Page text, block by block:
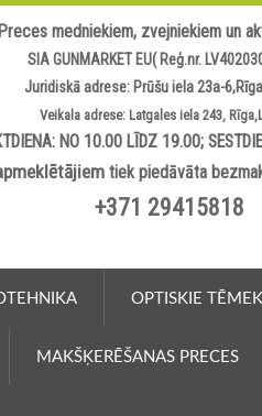
Preces medniekiem, zvejniekiem un
SIA GUNMARKET EU( Reģ.nr.
Juridiskā adrese: Prūšu iela 23a-
Veikala adrese: Latgales iela 243,
NO 10.00 LĪDZ 19.00;
tiek piedāvāta
+371 29415818
OPTISKIE
MAKŠĶERĒŠANAS PRECES